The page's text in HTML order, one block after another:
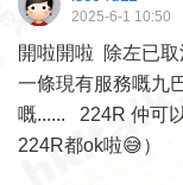
2025-6-1 10:50
開啦開啦 除左已
一條現有服務嘅九
嘅...... 224R 仲可
224R都ok啦😅）